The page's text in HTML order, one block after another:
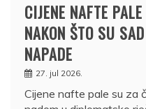
CIJENE NAFTE
NAKON ŠTO SU
NAPADE
27. jul 2026.
Cijene nafte pale su za